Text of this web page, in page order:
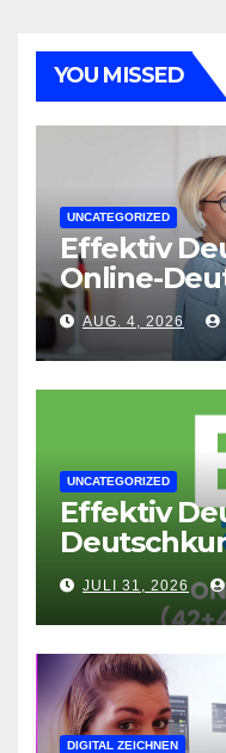
YOU MISSED
UNCATEGORIZED
Effektiv
Online-
flexible
AUG. 4, 2026
UNCATEGORIZED
Effektiv
JULI 31, 2026
DIGITAL ZEICHNEN